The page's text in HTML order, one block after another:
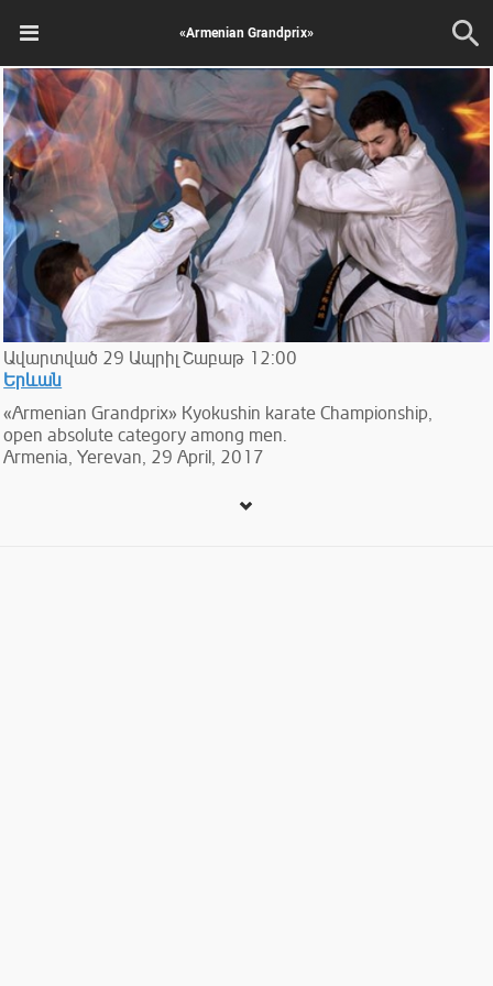
«Armenian Grandprix»
Ավարտված 29 Ապրիլ Շաբաթ 12:00
Երևան
«Armenian Grandprix» Kyokushin karate Championship,
open absolute category among men.
Armenia, Yerevan, 29 April, 2017